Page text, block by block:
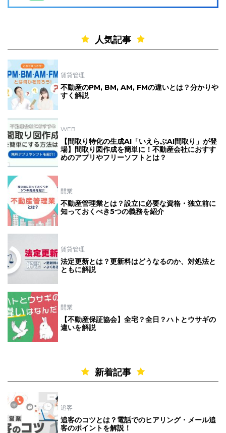
人気記事
賃貸管理
不動産のPM, BM, AM, FMの違いとは？分かりや
すく解説
WEB
【間取り特化の生成AI「いえらぶAI間取り」が登
場】間取り図作成を簡単に！不動産会社におすす
めのアプリやフリーソフトとは？
開業
不動産管理業とは？設立に必要な資格・独立前に
知っておくべき5つの義務を紹介
賃貸管理
法定更新とは？更新料はどうなるのか、対処法と
ともに解説
開業
【不動産保証協会】全宅？全日？ハトとウサギの
違いを解説
新着記事
追客
追客のコツとは？電話でのヒアリング・メール追
客のポイントを解説！